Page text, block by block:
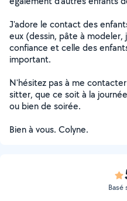
J'adore le contact des
eux (dessin, pâte à
confiance et celle des
important.
N'hésitez pas à me
sitter, que ce soit à la
ou bien de soirée.
Bien à vous. Colyne.
Basé